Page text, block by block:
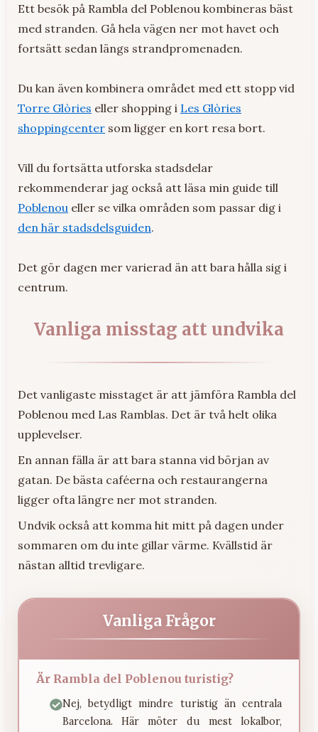
Ett besök på Rambla del Poblenou kombineras bäst
med stranden. Gå hela vägen ner mot havet och
fortsätt sedan längs strandpromenaden.
Du kan även kombinera området med ett stopp vid
Torre Glòries eller shopping i Les Glòries
shoppingcenter som ligger en kort resa bort.
Vill du fortsätta utforska stadsdelar
rekommenderar jag också att läsa min guide till
Poblenou eller se vilka områden som passar dig i
den här stadsdelsguiden.
Det gör dagen mer varierad än att bara hålla sig i
centrum.
Vanliga misstag att undvika
Det vanligaste misstaget är att jämföra Rambla del
Poblenou med Las Ramblas. Det är två helt olika
upplevelser.
En annan fälla är att bara stanna vid början av
gatan. De bästa caféerna och restaurangerna
ligger ofta längre ner mot stranden.
Undvik också att komma hit mitt på dagen under
sommaren om du inte gillar värme. Kvällstid är
nästan alltid trevligare.
Vanliga Frågor
Är Rambla del Poblenou turistig?
Nej, betydligt mindre turistig än centrala
Barcelona. Här möter du mest lokalbor,